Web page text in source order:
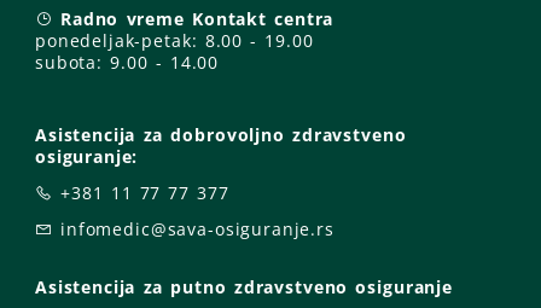
Radno vreme Kontakt centra
ponedeljak-petak: 8.00 - 19.00
subota: 9.00 - 14.00
Asistencija za dobrovoljno zdravstveno
osiguranje:
+381 11 77 77 377
infomedic@sava-osiguranje.rs
Asistencija za putno zdravstveno osiguranje